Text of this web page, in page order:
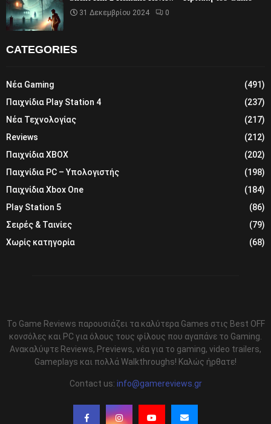
31 Δεκεμβρίου 2024 0
CATEGORIES
Νέα Gaming
(491)
Παιχνίδια Play Station 4
(237)
Νέα Τεχνολογίας
(217)
Reviews
(212)
Παιχνίδια XBOX
(202)
Παιχνίδια PC – Υπολογιστής
(198)
Παιχνίδια Xbox One
(184)
Play Station 5
(86)
Σειρές & Ταινίες
(79)
Χωρίς κατηγορία
(68)
Το Game Reviews παρουσιάζει τα καλύτερα Games στις Best OFF
κονσόλες και PC για όλους τους φίλους που αγαπάνε το Gaming.
Ανακαλύψτε Reviews, Previews, νέα για το gaming, video trailers,
Gameplays και πολλά Walkthroughs! Καλώς ήρθατε!
Contact us: info@gamereviews.gr